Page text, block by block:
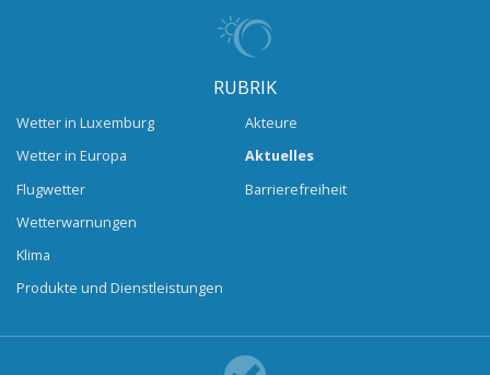
RUBRIK
Wetter in Luxemburg
Wetter in Europa
Flugwetter
Wetterwarnungen
Klima
Produkte und Dienstleistungen
Akteure
Aktuelles
Barrierefreiheit